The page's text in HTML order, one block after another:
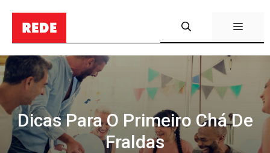
Menu
Dicas Para O Primeiro Chá De
Fraldas